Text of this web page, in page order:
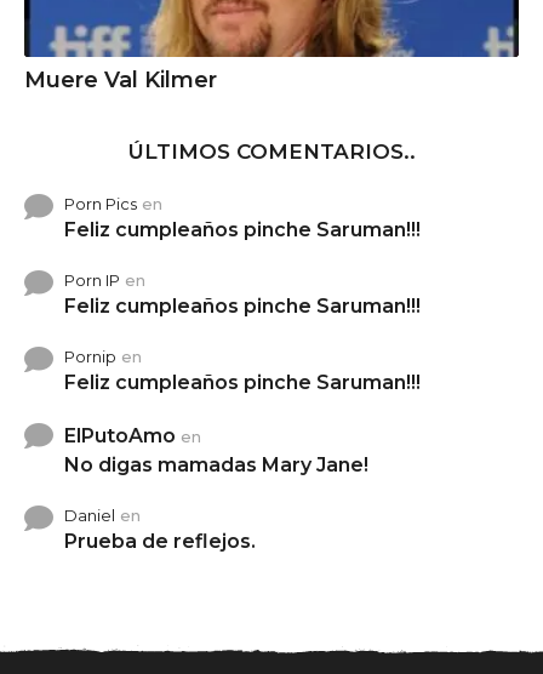
Muere Val Kilmer
ÚLTIMOS COMENTARIOS..
Porn Pics en
Feliz cumpleaños pinche Saruman!!!
Porn IP en
Feliz cumpleaños pinche Saruman!!!
Pornip en
Feliz cumpleaños pinche Saruman!!!
ElPutoAmo en
No digas mamadas Mary Jane!
Daniel en
Prueba de reflejos.